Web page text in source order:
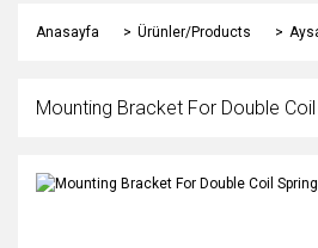
Anasayfa Ürünler/Products
Mounting Bracket For Double